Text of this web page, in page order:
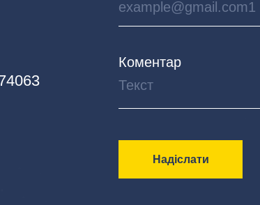
Коментар